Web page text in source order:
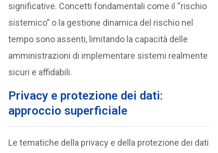
significative. Concetti fondamentali come il “rischio
sistemico” o la gestione dinamica del rischio nel
tempo sono assenti, limitando la capacità delle
amministrazioni di implementare sistemi realmente
sicuri e affidabili.
Privacy e protezione dei dati:
approccio superficiale
Le tematiche della privacy e della protezione dei dati